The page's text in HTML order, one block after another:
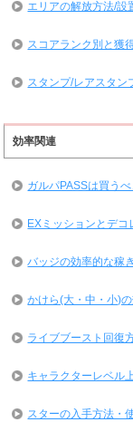
エリアの解放方法/設
スコアランク別と獲
スタンプ/レアスタン
効率関連
ガルパPASSは買う
EXミッションとデ
バッジの効率的な稼
かけら(大・中・小)
ライブブースト回復
キャラクターレベル
スターの入手方法・